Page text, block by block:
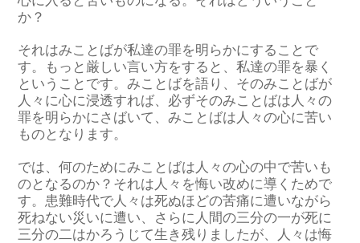
か？
それはみことばが私達の罪を明らかにする ことで
す。もっと厳しい言い方をすると、私達の罪を暴く
ということです。みことばを語り、そのみことばが
人々に心に浸透すれば、必ずそのみことばは人々の
罪を明らかにさばいて 、みことばは人々の心に苦い
ものとなります。
では、何のためにみことばは人々の心の中で苦いも
のとなるのか？それは人々を悔い改めに導くためで
す。患難時代で人々は死ぬほどの苦痛に遭いながら
死ねない災いに遭い、さらに人間の三分の一が死に
三分の二はかろうじて生き残りましたが、 人々は悔